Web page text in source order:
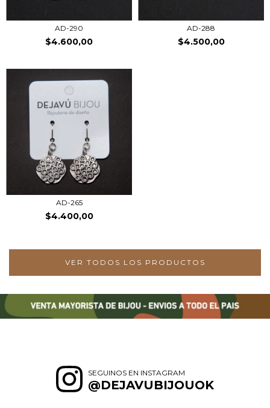
AD-290
$4.600,00
AD-288
$4.500,00
AD-265
$4.400,00
VER TODOS LOS PRODUCTOS
SEGUINOS EN INSTAGRAM
@DEJAVUBIJOUOK